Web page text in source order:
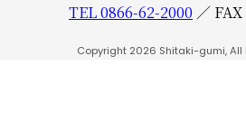
TEL 0866-62-2000 ／
Copyright 2026 Shitaki-gumi, All